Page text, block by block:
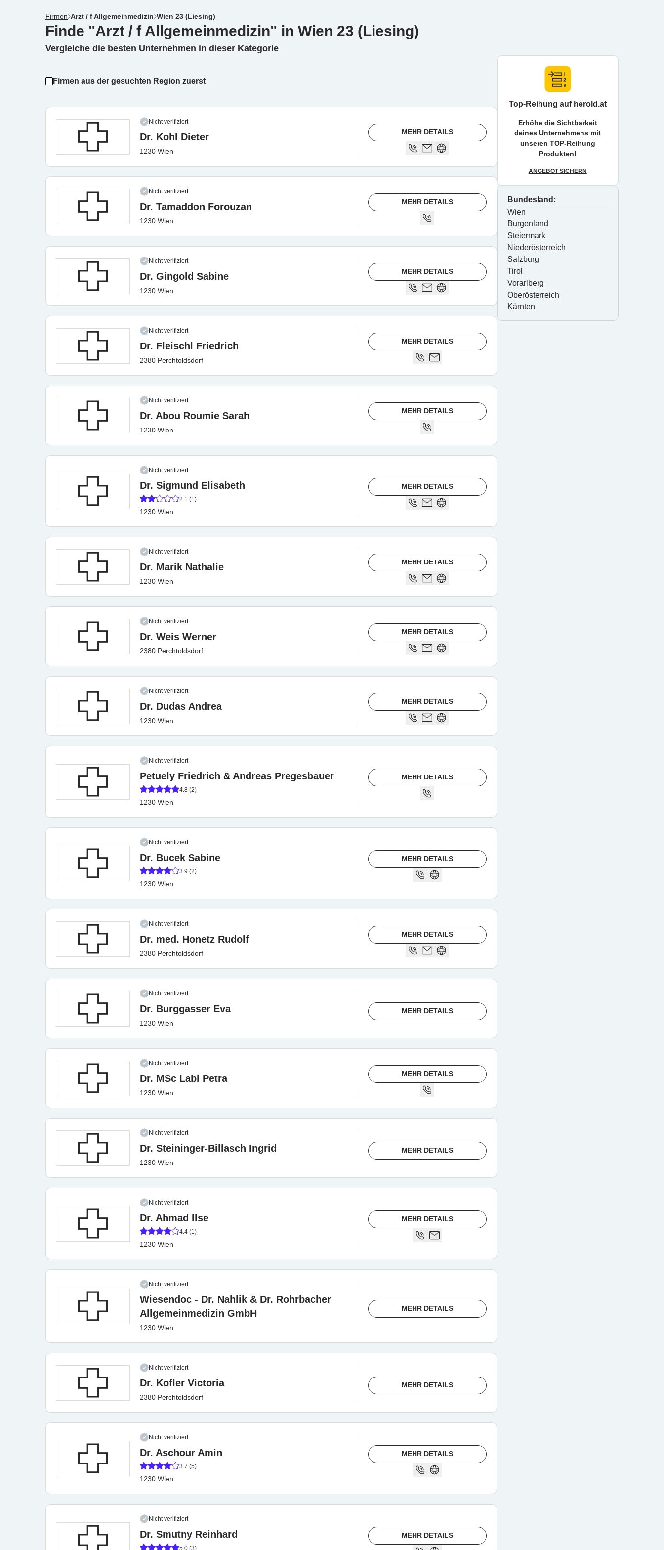
Firmen Arzt / f Allgemeinmedizin Wien 23 (Liesing)
Finde "Arzt / f Allgemeinmedizin" in Wien 23 (Liesing)
Vergleiche die besten Unternehmen in dieser Kategorie
Firmen aus der gesuchten Region zuerst
Nicht verifiziert
Dr. Kohl Dieter
1230 Wien
MEHR DETAILS
Nicht verifiziert
Dr. Tamaddon Forouzan
1230 Wien
MEHR DETAILS
Nicht verifiziert
Dr. Gingold Sabine
1230 Wien
MEHR DETAILS
Nicht verifiziert
Dr. Fleischl Friedrich
2380 Perchtoldsdorf
MEHR DETAILS
Nicht verifiziert
Dr. Abou Roumie Sarah
1230 Wien
MEHR DETAILS
Nicht verifiziert
Dr. Sigmund Elisabeth
2.1 (1)
1230 Wien
MEHR DETAILS
Nicht verifiziert
Dr. Marik Nathalie
1230 Wien
MEHR DETAILS
Nicht verifiziert
Dr. Weis Werner
2380 Perchtoldsdorf
MEHR DETAILS
Nicht verifiziert
Dr. Dudas Andrea
1230 Wien
MEHR DETAILS
Nicht verifiziert
Petuely Friedrich & Andreas Pregesbauer
4.8 (2)
1230 Wien
MEHR DETAILS
Nicht verifiziert
Dr. Bucek Sabine
3.9 (2)
1230 Wien
MEHR DETAILS
Nicht verifiziert
Dr. med. Honetz Rudolf
2380 Perchtoldsdorf
MEHR DETAILS
Nicht verifiziert
Dr. Burggasser Eva
1230 Wien
MEHR DETAILS
Nicht verifiziert
Dr. MSc Labi Petra
1230 Wien
MEHR DETAILS
Nicht verifiziert
Dr. Steininger-Billasch Ingrid
1230 Wien
MEHR DETAILS
Nicht verifiziert
Dr. Ahmad Ilse
4.4 (1)
1230 Wien
MEHR DETAILS
Nicht verifiziert
Wiesendoc - Dr. Nahlik & Dr. Rohrbacher
Allgemeinmedizin GmbH
1230 Wien
MEHR DETAILS
Nicht verifiziert
Dr. Kofler Victoria
2380 Perchtoldsdorf
MEHR DETAILS
Nicht verifiziert
Dr. Aschour Amin
3.7 (5)
1230 Wien
MEHR DETAILS
Nicht verifiziert
Dr. Smutny Reinhard
5.0 (3)
MEHR DETAILS
Top-Reihung auf herold.at
Erhöhe die Sichtbarkeit
deines Unternehmens mit
unseren TOP-Reihung
Produkten!
ANGEBOT SICHERN
Bundesland:
Wien
Burgenland
Steiermark
Niederösterreich
Salzburg
Tirol
Vorarlberg
Oberösterreich
Kärnten